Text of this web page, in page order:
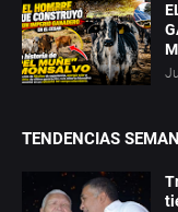
TENDENCIAS